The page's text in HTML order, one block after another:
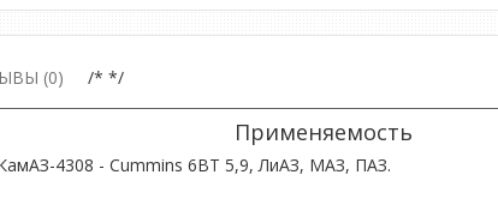
(0) /* */
Применяемость
4308 - Cummins 6ВТ 5,9, ЛиАЗ, МАЗ, ПАЗ.